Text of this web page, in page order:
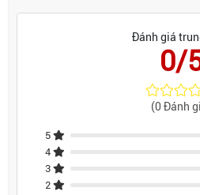
Đánh giá
0/
(0 Đánh
5
4
3
2